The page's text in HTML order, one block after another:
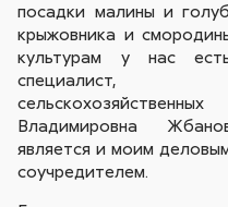
посадки малины и
крыжовника и
культурам у нас
специалист,
Владимировна
является и моим
соучредителем.